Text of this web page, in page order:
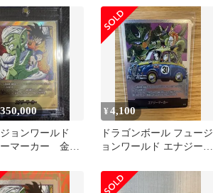
350,000
ョンワールド
ーマーカー 金
ー
¥4,100
ドラゴンボール フュージ
ョンワールド エナジーマ